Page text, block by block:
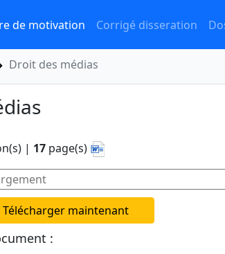
de motivation Corrigé disseration
Droit des médias
| 17 page(s)
Télécharger maintenant
: